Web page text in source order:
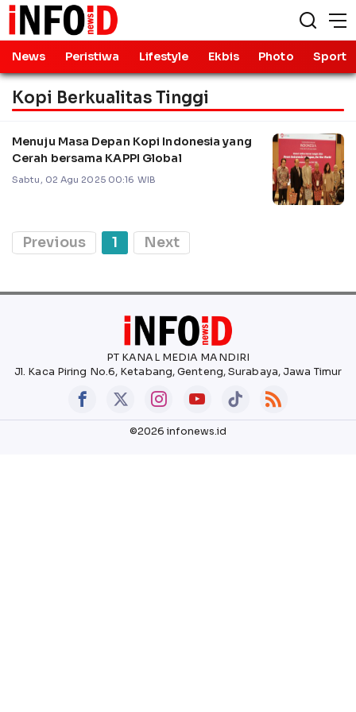
News Peristiwa Lifestyle Ekbis Photo Sport
Kopi Berkualitas Tinggi
Menuju Masa Depan Kopi Indonesia yang
Cerah bersama KAPPI Global
Sabtu, 02 Agu 2025 00:16 WIB
Previous 1 Next
PT KANAL MEDIA MANDIRI
Jl. Kaca Piring No.6, Ketabang, Genteng, Surabaya, Jawa Timur
©2026 infonews.id